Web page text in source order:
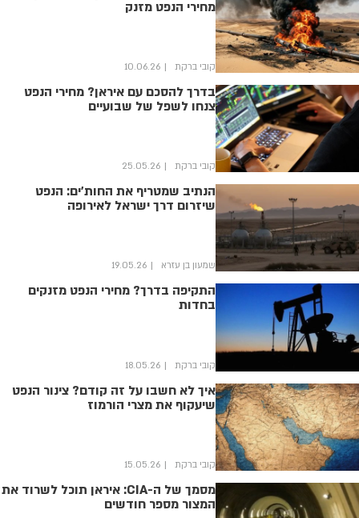
מחירי הנפט מזנק
קובי ברקת 10.06.26
בדרך להסכם עם איראן? מחירי הנפט
צנחו לשפל של שבועיים
קובי ברקת 25.05.26
הנתיב שמטריף את החות’ים: הנפט
שיזרום דרך ישראל לאירופה
שמעון בן עזרא 19.05.26
התקיפה בדרך? מחירי הנפט מזנקים
בחדות
קובי ברקת 18.05.26
איך לא חשבו על זה קודם? צינור הנפט
שיעקוף את מצרי הורמוז
קובי ברקת 15.05.26
מסמך של ה-CIA: איראן תוכל לשרוד את
המצור מספר חודשים